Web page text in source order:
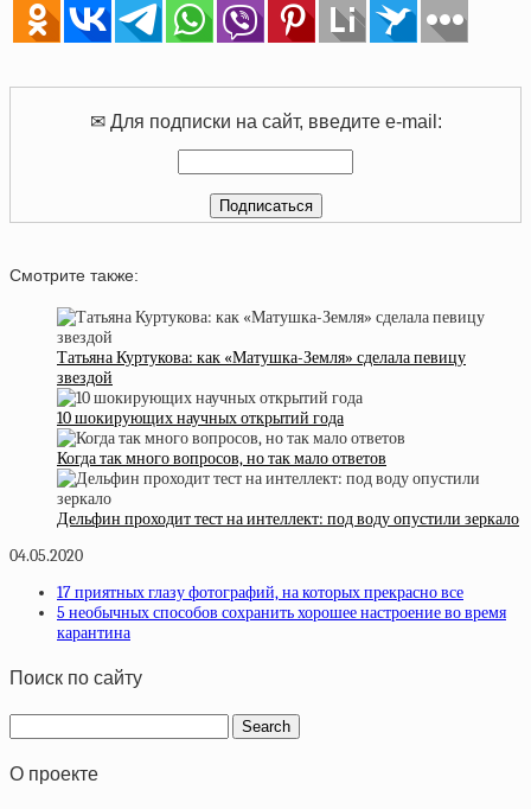
✉ Для подписки на сайт, введите e-mail:
Смотрите также:
Татьяна Куртукова: как «Матушка-Земля» сделала певицу
звездой
10 шокирующих научных открытий года
Когда так много вопросов, но так мало ответов
Дельфин проходит тест на интеллект: под воду опустили зеркало
04.05.2020
17 приятных глазу фотографий, на которых прекрасно все
5 необычных способов сохранить хорошее настроение во время
карантина
Поиск по сайту
О проекте